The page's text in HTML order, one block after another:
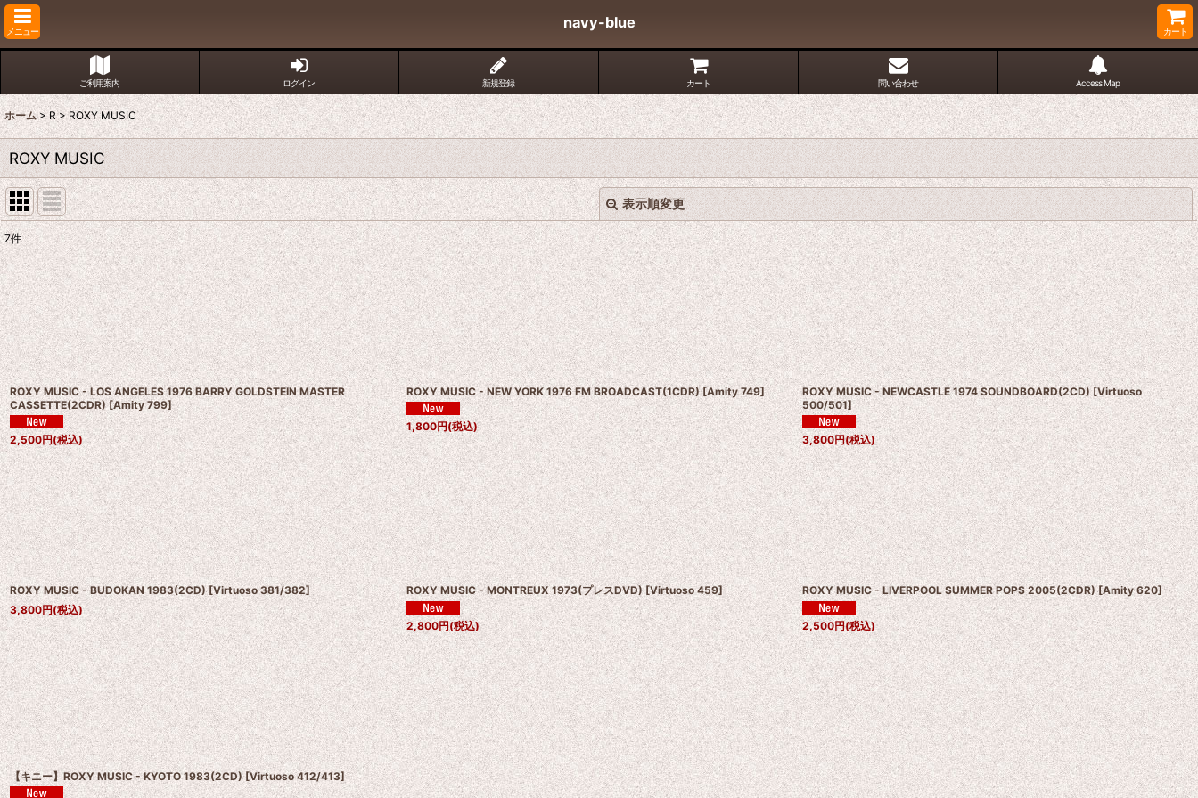
メニュー
navy-blue
カート
ご利用案内 ログイン 新規登録 カート 問い合わせ Access Map
ホーム > R > ROXY MUSIC
ROXY MUSIC
表示順変更
表示数:
並び順:
絞り込む
閉じる
7件
ROXY MUSIC - LOS ANGELES 1976 BARRY GOLDSTEIN MASTER
CASSETTE(2CDR) [Amity 799]
2,500円(税込)
ROXY MUSIC - NEW YORK 1976 FM BROADCAST(1CDR) [Amity 749]
1,800円(税込)
ROXY MUSIC - NEWCASTLE 1974 SOUNDBOARD(2CD) [Virtuoso
500/501]
3,800円(税込)
ROXY MUSIC - BUDOKAN 1983(2CD) [Virtuoso 381/382]
3,800円(税込)
ROXY MUSIC - MONTREUX 1973(プレスDVD) [Virtuoso 459]
2,800円(税込)
ROXY MUSIC - LIVERPOOL SUMMER POPS 2005(2CDR) [Amity 620]
2,500円(税込)
【キニー】ROXY MUSIC - KYOTO 1983(2CD) [Virtuoso 412/413]